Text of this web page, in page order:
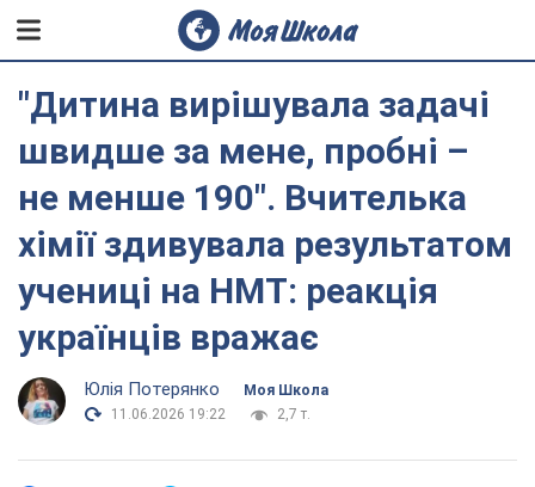
"Дитина вирішувала задачі
швидше за мене, пробні –
не менше 190". Вчителька
хімії здивувала результатом
учениці на НМТ: реакція
українців вражає
Юлія Потерянко
Моя Школа
11.06.2026 19:22
2,7 т.